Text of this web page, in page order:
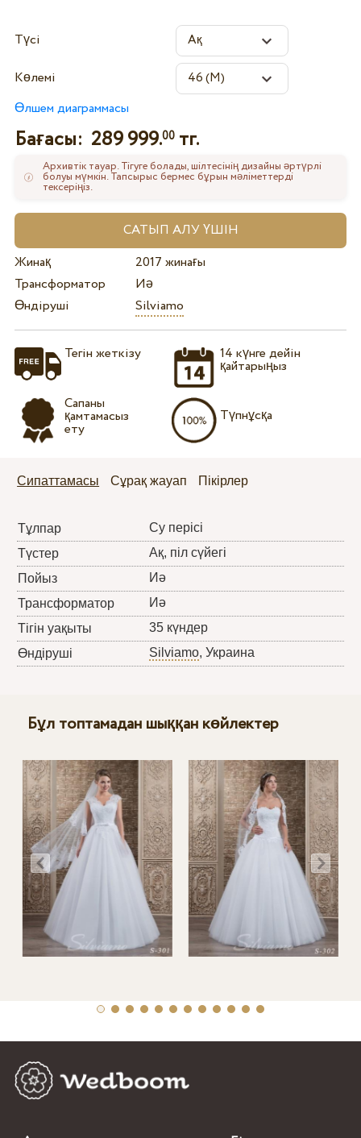
Түсі
Көлемі
Өлшем диаграммасы
Бағасы: 289 999.00тг.
Архивтік тауар. Тігуге болады, шілтесінің дизайны әртүрлі
болуы мүмкін. Тапсырыс бермес бұрын мәліметтерді
тексеріңіз.
Жинақ
2017 жинағы
Трансформатор
Иә
Өндіруші
Silviamo
Тегін жеткізу
Сапаны
қамтамасыз
ету
14 күнге дейін
қайтарыңыз
Түпнұсқа
Сипаттамасы Сұрақ жауап Пікірлер
Тұлпар
Су перісі
Түстер
Ақ, піл сүйегі
Пойыз
Иә
Трансформатор
Иә
Тігін уақыты
35 күндер
Өндіруші
Silviamo, Украина
Бұл топтамадан шыққан көйлектер